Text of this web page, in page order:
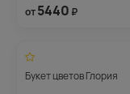
от5440 ₽
Букет цветов Глория